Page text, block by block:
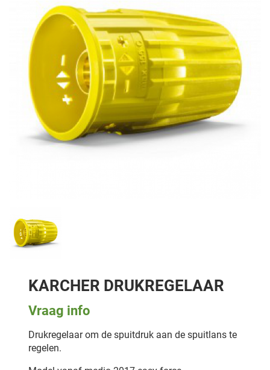
KARCHER DRUKREGELAAR
Vraag info
Drukregelaar om de spuitdruk aan de spuitlans te
regelen.